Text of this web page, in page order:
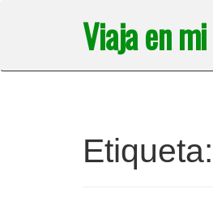
Viaja en
Etiqueta: